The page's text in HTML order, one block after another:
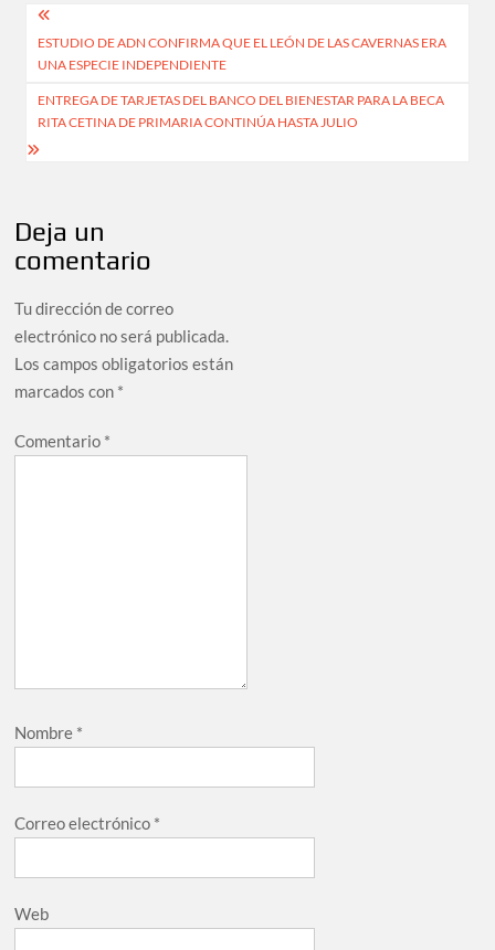
Navegación
de
entradas
ESTUDIO DE ADN CONFIRMA QUE EL LEÓN DE LAS CAVERNAS ERA
UNA ESPECIE INDEPENDIENTE
ENTREGA DE TARJETAS DEL BANCO DEL BIENESTAR PARA LA BECA
RITA CETINA DE PRIMARIA CONTINÚA HASTA JULIO
Deja un
comentario
Tu dirección de correo
electrónico no será publicada.
Los campos obligatorios están
marcados con *
Comentario *
Nombre *
Correo electrónico *
Web